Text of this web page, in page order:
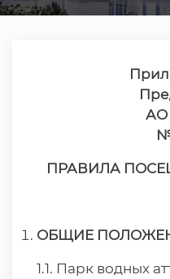
АО
№
ПРАВИЛА
ОБЩИЕ
1.1. Парк водных